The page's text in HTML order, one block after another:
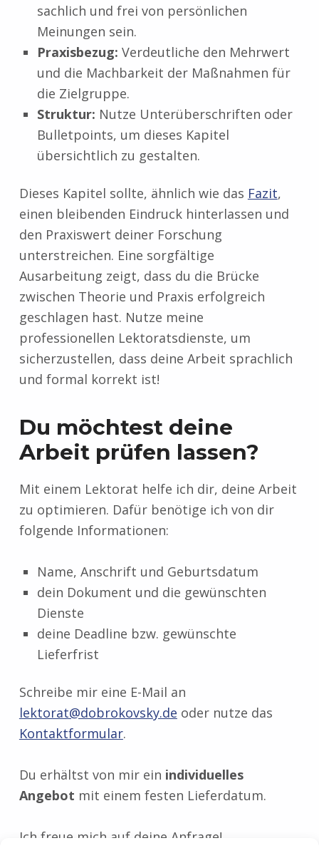
sachlich und frei von persönlichen
Meinungen sein.
Praxisbezug: Verdeutliche den Mehrwert
und die Machbarkeit der Maßnahmen für
die Zielgruppe.
Struktur: Nutze Unterüberschriften oder
Bulletpoints, um dieses Kapitel
übersichtlich zu gestalten.
Dieses Kapitel sollte, ähnlich wie das Fazit,
einen bleibenden Eindruck hinterlassen und
den Praxiswert deiner Forschung
unterstreichen. Eine sorgfältige
Ausarbeitung zeigt, dass du die Brücke
zwischen Theorie und Praxis erfolgreich
geschlagen hast. Nutze meine
professionellen Lektoratsdienste, um
sicherzustellen, dass deine Arbeit sprachlich
und formal korrekt ist!
Du möchtest deine
Arbeit prüfen lassen?
Mit einem Lektorat helfe ich dir, deine Arbeit
zu optimieren. Dafür benötige ich von dir
folgende Informationen:
Name, Anschrift und Geburtsdatum
dein Dokument und die gewünschten
Dienste
deine Deadline bzw. gewünschte
Lieferfrist
Schreibe mir eine E-Mail an
lektorat@dobrokovsky.de oder nutze das
Kontaktformular.
Du erhältst von mir ein individuelles
Angebot mit einem festen Lieferdatum.
Ich freue mich auf deine Anfrage!